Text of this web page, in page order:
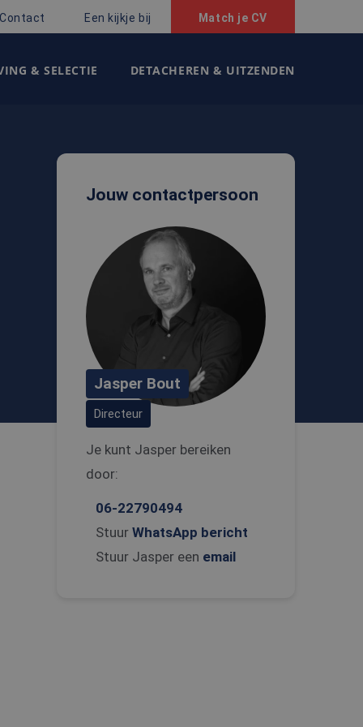
Contact Een kijkje bij Match je CV
& SELECTIE DETACHEREN & UITZENDEN
Jouw contactpersoon
Jasper Bout
Directeur
Je kunt Jasper bereiken
door:
06-22790494
Stuur WhatsApp bericht
Stuur Jasper een email